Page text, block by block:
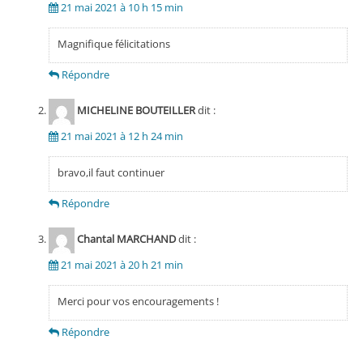
21 mai 2021 à 10 h 15 min
Magnifique félicitations
Répondre
MICHELINE BOUTEILLERdit :
21 mai 2021 à 12 h 24 min
bravo,il faut continuer
Répondre
Chantal MARCHANDdit :
21 mai 2021 à 20 h 21 min
Merci pour vos encouragements !
Répondre